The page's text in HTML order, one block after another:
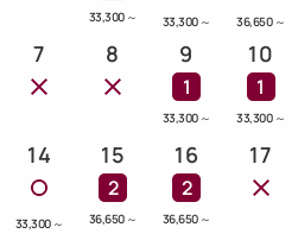
33,300 ～ 33,300 ～ 36,650 ～
7 8 9
1
33,300 ～
10
1
33,300 ～
14
33,300 ～
15
2
36,650 ～
16
2
36,650 ～
17